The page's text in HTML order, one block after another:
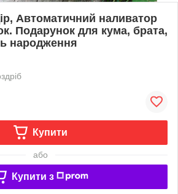
Автоматичний наливатор
Подарунок для кума, брата,
народження
Купити
або
Купити з